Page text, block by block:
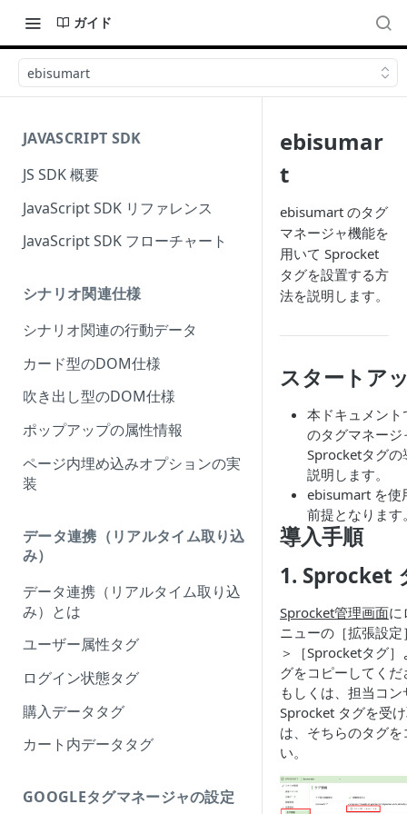
ガイド
ebisumart
JAVASCRIPT SDK
JS SDK 概要
JavaScript SDK リファレンス
JavaScript SDK フローチャート
シナリオ関連仕様
シナリオ関連の行動データ
カード型のDOM仕様
吹き出し型のDOM仕様
ポップアップの属性情報
ページ内埋め込みオプションの実
装
データ連携（リアルタイム取り込
み）
データ連携（リアルタイム取り込
み）とは
ユーザー属性タグ
ログイン状態タグ
購入データタグ
カート内データタグ
GOOGLEタグマネージャの設定
ebisumar
t
ebisumart のタグ
マネージャ機能を
用いて Sprocket
タグを設置する方
法を説明します。
スタートア
本ドキュメン
のタグマネー
Sprocketタグ
説明します。
ebisumart を使
前提となります
導入手順
1. Sprocket
Sprocket管理画面に
ニューの［拡張設
＞［Sprocketタグ
グをコピーしてくだ
もしくは、担当コ
Sprocket タグを受
は、そちらのタグ
い。